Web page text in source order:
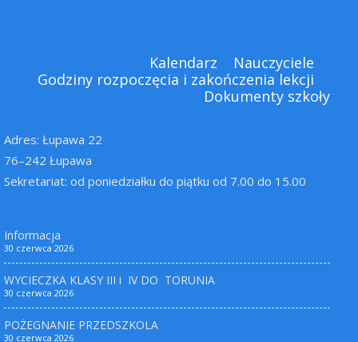
Kalendarz
Nauczyciele
Godziny rozpoczęcia i zakończenia lekcji
Dokumenty szkoły
Adres: Łupawa 22
76–242 Łupawa
Sekretariat: od poniedziałku do piątku od 7.00 do 15.00
Informacja
30 czerwca 2026
WYCIECZKA KLASY III i IV DO TORUNIA
30 czerwca 2026
POŻEGNANIE PRZEDSZKOLA
30 czerwca 2026